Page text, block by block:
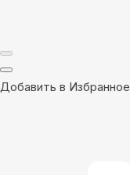
Добавить в Избранное